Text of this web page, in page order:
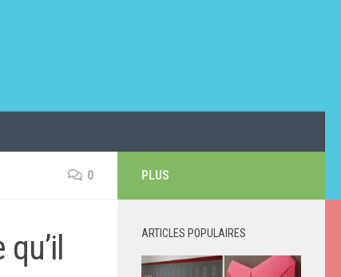
0 PLUS
ARTICLES POPULAIRES